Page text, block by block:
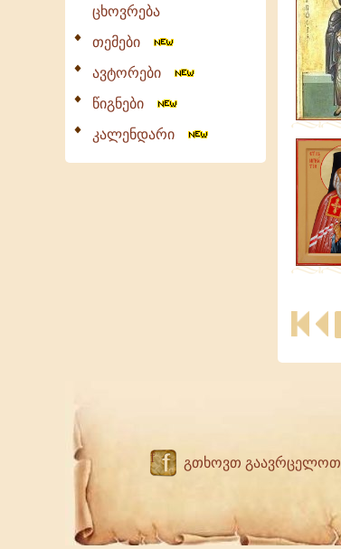
ცხოვრება
თემები
ავტორები
წიგნები
კალენდარი
f გთხოვთ გაავრცელოთ